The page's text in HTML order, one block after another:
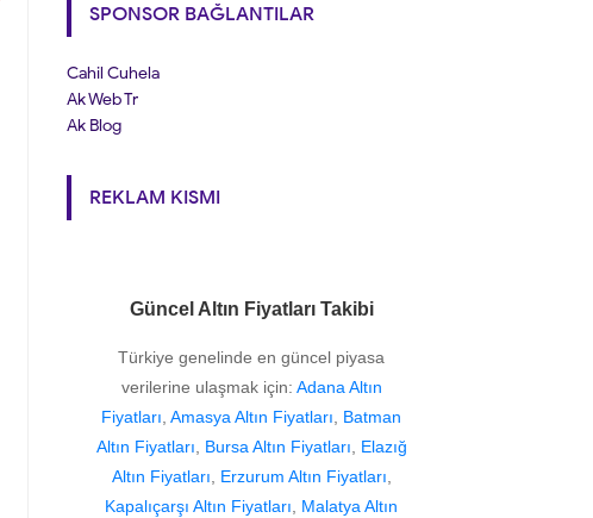
SPONSOR BAĞLANTILAR
Cahil Cuhela
Ak Web Tr
Ak Blog
REKLAM KISMI
Güncel Altın Fiyatları Takibi
Türkiye genelinde en güncel piyasa
verilerine ulaşmak için: Adana Altın
Fiyatları, Amasya Altın Fiyatları, Batman
Altın Fiyatları, Bursa Altın Fiyatları, Elazığ
Altın Fiyatları, Erzurum Altın Fiyatları,
Kapalıçarşı Altın Fiyatları, Malatya Altın